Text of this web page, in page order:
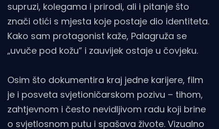
supruzi, kolegama i prirodi, ali i pitanje što
znači otići s mjesta koje postaje dio identiteta.
Kako sam protagonist kaže, Palagruža se
„uvuče pod kožu” i zauvijek ostaje u čovjeku.
Osim što dokumentira kraj jedne karijere, film
je i posveta svjetioničarskom pozivu – tihom,
zahtjevnom i često nevidljivom radu koji brine
o svjetlosnom putu i spašava živote. Vizualno